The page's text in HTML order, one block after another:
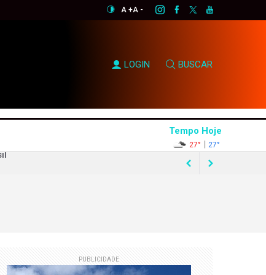
A +A -
LOGIN BUSCAR
Tempo Hoje
27° | 27°
PUBLICIDADE